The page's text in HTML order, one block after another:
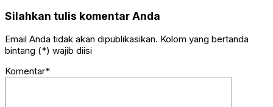
Silahkan tulis komentar Anda
Email Anda tidak akan dipublikasikan. Kolom yang bertanda
bintang (*) wajib diisi
Komentar*